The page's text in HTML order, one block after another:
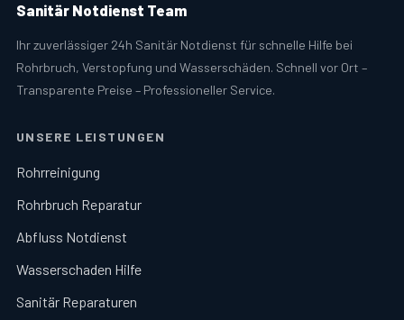
Sanitär Notdienst Team
Ihr zuverlässiger 24h Sanitär Notdienst für schnelle Hilfe bei
Rohrbruch, Verstopfung und Wasserschäden. Schnell vor Ort –
Transparente Preise – Professioneller Service.
UNSERE LEISTUNGEN
Rohrreinigung
Rohrbruch Reparatur
Abfluss Notdienst
Wasserschaden Hilfe
Sanitär Reparaturen